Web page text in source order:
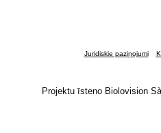
Juridiskie paziņojumi
Projektu īsteno Biolovision